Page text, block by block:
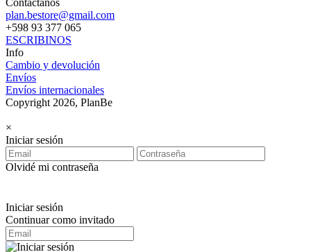
Contactanos
plan.bestore@gmail.com
+598 93 377 065
ESCRIBINOS
Info
Cambio y devolución
Envíos
Envíos internacionales
Copyright 2026, PlanBe
×
Iniciar sesión
Olvidé mi contraseña
Iniciar sesión
Continuar como invitado